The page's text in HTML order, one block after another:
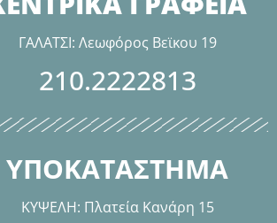
ΓΑΛΑΤΣΙ: Λεωφόρος Βεϊκου 19
210.2222813
ΥΠΟΚΑΤΑΣΤΗΜΑ
ΚΥΨΕΛΗ: Πλατεία Κανάρη 15